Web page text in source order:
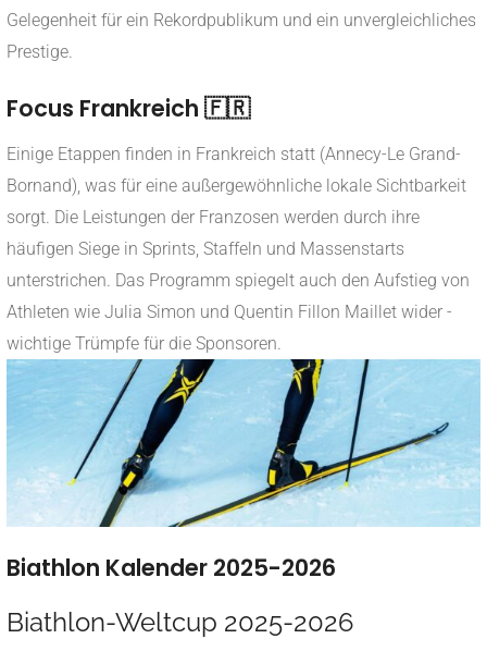
Gelegenheit für ein Rekordpublikum und ein unvergleichliches
Prestige.
Focus Frankreich 🇫🇷
Einige Etappen finden in Frankreich statt (Annecy-Le Grand-
Bornand), was für eine außergewöhnliche lokale Sichtbarkeit
sorgt. Die Leistungen der Franzosen werden durch ihre
häufigen Siege in Sprints, Staffeln und Massenstarts
unterstrichen. Das Programm spiegelt auch den Aufstieg von
Athleten wie Julia Simon und Quentin Fillon Maillet wider -
wichtige Trümpfe für die Sponsoren.
Biathlon Kalender 2025-2026
Biathlon-Weltcup 2025-2026